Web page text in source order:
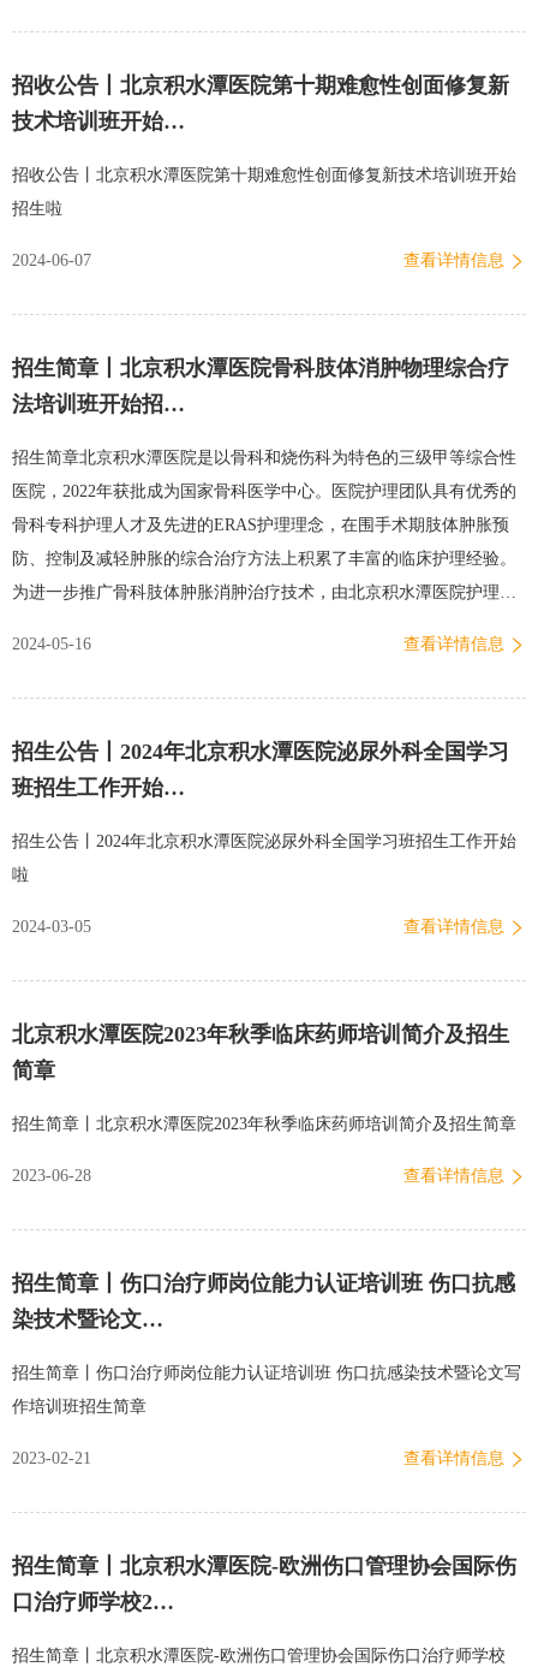
养，带教老师经验丰富：我院现有临床药师24名，其中带教师资11
床药学实践带教经验，并有多名师资参加北京大学-中国医院协会临床
药师师资研修班，有较好的教育理念和教学能力。2、培训专业配置合
理，临床培训能力强：专业设置全面且均衡，包括抗感染、ICU、老
年用药、疼痛、抗凝、肿瘤、内分泌、全科共8个专业。学员在理论学
讲解，加深学员对临床药师工作的理解和提升实践技能。学员参加…
招收公告丨北京积水潭医院第十期难愈性创面修复新
技术培训班开始…
招收公告丨北京积水潭医院第十期难愈性创面修复新技术培训班开始
招生啦
2024-06-07 查看详情信息
招生简章丨北京积水潭医院骨科肢体消肿物理综合疗
法培训班开始招…
招生简章北京积水潭医院是以骨科和烧伤科为特色的三级甲等综合性
医院，2022年获批成为国家骨科医学中心。医院护理团队具有优秀的
骨科专科护理人才及先进的ERAS护理理念，在围手术期肢体肿胀预
防、控制及减轻肿胀的综合治疗方法上积累了丰富的临床护理经验。
为进一步推广骨科肢体肿胀消肿治疗技术，由北京积水潭医院护理部
过理论与实践培训，更新学员对骨科肢体肿胀的护理理念，提高学员
消肿治疗方法，充分发挥骨科护士的专业性及重要作用，减轻患者痛
苦，促进早期康复，践行加速康复理念。二、培训方式及主要内容本
次培训为线下面授，为期3天。培训班包含理论课、工作坊、参观骨科
ERAS示范病房等内容。理论课包括骨科肢体肿胀的基础理论、功能锻
床常用的肢体水肿体积的测量与计算、检测工具的应用、消肿治疗
2024-05-16 查看详情信息
招生公告丨2024年北京积水潭医院泌尿外科全国学习
班招生工作开始…
招生公告丨2024年北京积水潭医院泌尿外科全国学习班招生工作开始
啦
2024-03-05 查看详情信息
北京积水潭医院2023年秋季临床药师培训简介及招生
简章
招生简章丨北京积水潭医院2023年秋季临床药师培训简介及招生简章
2023-06-28 查看详情信息
招生简章丨伤口治疗师岗位能力认证培训班 伤口抗感
染技术暨论文…
招生简章丨伤口治疗师岗位能力认证培训班 伤口抗感染技术暨论文写
作培训班招生简章
2023-02-21 查看详情信息
招生简章丨北京积水潭医院-欧洲伤口管理协会国际伤
口治疗师学校2…
招生简章丨北京积水潭医院-欧洲伤口管理协会国际伤口治疗师学校